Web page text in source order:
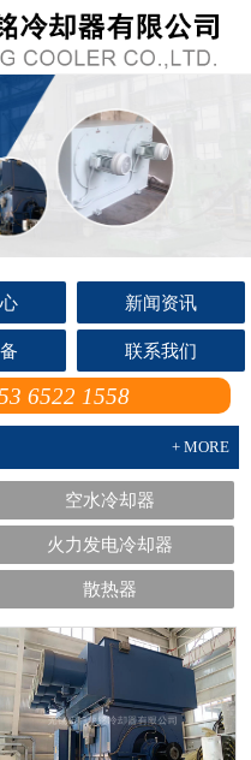
新闻资讯
联系我们
6522 1558
+ MORE
空水冷却器
火力发电冷却器
散热器